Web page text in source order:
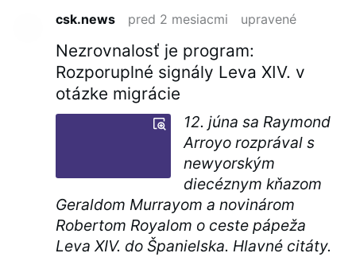
csk.news pred 2 mesiacmi upravené
Nezrovnalosť je program:
Rozporuplné signály Leva XIV. v
otázke migrácie
12. júna sa Raymond
Arroyo rozprával s
newyorským
diecéznym kňazom
Geraldom Murrayom a novinárom
Robertom Royalom o ceste pápeža
Leva XIV. do Španielska. Hlavné citáty.